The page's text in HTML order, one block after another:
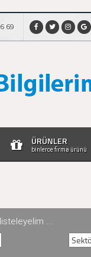
69
ÜRÜNLER
binlerce firma ürünü
...